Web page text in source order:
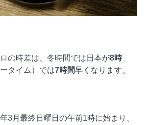
の時差は、冬時間では日本が8時
タイム）では7時間早くなります。
3月最終日曜日の午前1時に始まり、